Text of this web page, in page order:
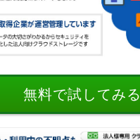
無料で試してみる